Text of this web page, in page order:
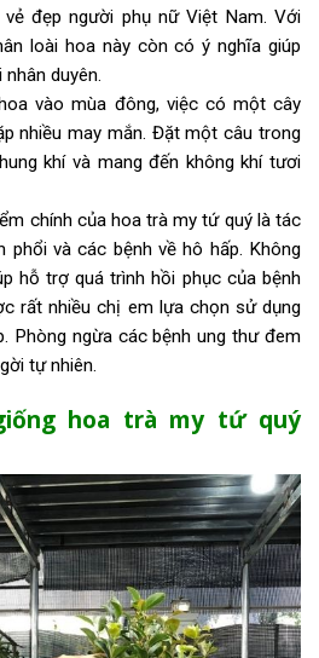
đẹp người phụ nữ Việt Nam. Với
loài hoa này còn có ý nghĩa giúp
duyên.
vào mùa đông, việc có một cây
nhiều may mắn. Đặt một câu trong
khí và mang đến không khí tươi
chính của hoa trà my tứ quý là tác
phổi và các bệnh về hô hấp. Không
hỗ trợ quá trình hồi phục của bệnh
rất nhiều chị em lựa chọn sử dụng
Phòng ngừa các bệnh ung thư đem
tự nhiên.
hoa trà my tứ quý